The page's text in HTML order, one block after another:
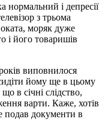
нормальний і депресії
з трьома
моряк дуже
і його товаришів
виповнилося
йому ще в цьому
в січні слідство,
варти. Каже, хотів
подав документи в